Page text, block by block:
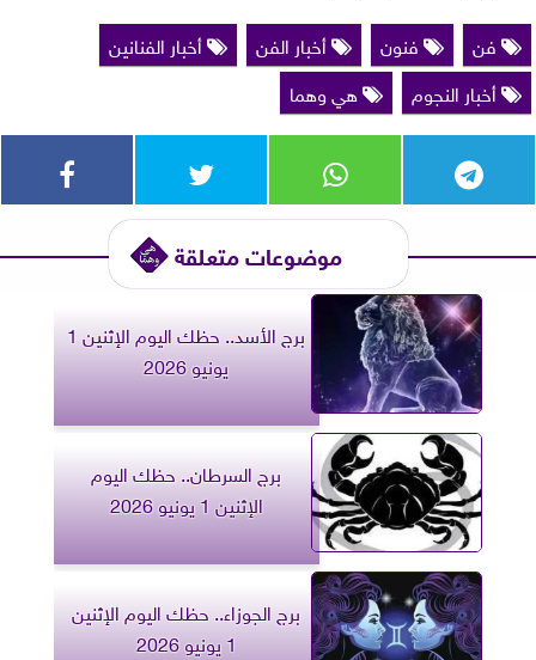
فن
فنون أخبار الفن
أخبار الفنانين
أخبار النجوم
هي وهما
موضوعات متعلقة
برج الأسد.. حظك اليوم الإثنين 1
يونيو 2026
برج السرطان.. حظك اليوم
الإثنين 1 يونيو 2026
برج الجوزاء.. حظك اليوم الإثنين
1 يونيو 2026